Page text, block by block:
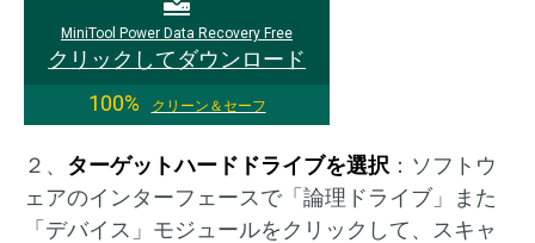
MiniTool Power Data Recovery Free
クリックしてダウンロード
100%
クリーン＆セーフ
２、 ターゲットハードドライブを選択 ：ソフトウ
ェアのインターフェースで「論理ドライブ」また
「デバイス」モジュールをクリックして、スキャ